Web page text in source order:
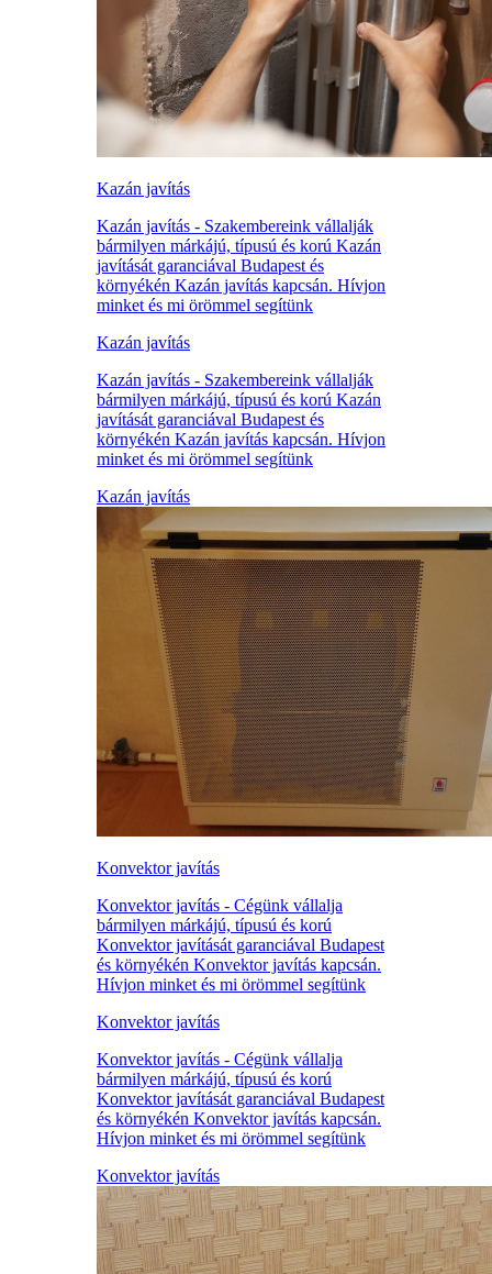
Kazán javítás
Kazán javítás - Szakembereink vállalják
bármilyen márkájú, típusú és korú Kazán
javítását garanciával Budapest és
környékén Kazán javítás kapcsán. Hívjon
minket és mi örömmel segítünk
Kazán javítás
Kazán javítás - Szakembereink vállalják
bármilyen márkájú, típusú és korú Kazán
javítását garanciával Budapest és
környékén Kazán javítás kapcsán. Hívjon
minket és mi örömmel segítünk
Kazán javítás
Konvektor javítás
Konvektor javítás - Cégünk vállalja
bármilyen márkájú, típusú és korú
Konvektor javítását garanciával Budapest
és környékén Konvektor javítás kapcsán.
Hívjon minket és mi örömmel segítünk
Konvektor javítás
Konvektor javítás - Cégünk vállalja
bármilyen márkájú, típusú és korú
Konvektor javítását garanciával Budapest
és környékén Konvektor javítás kapcsán.
Hívjon minket és mi örömmel segítünk
Konvektor javítás